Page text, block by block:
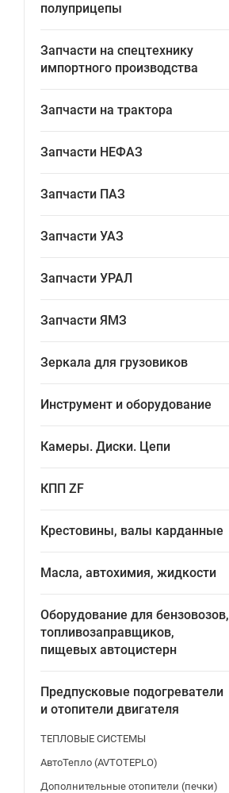
полуприцепы
Запчасти на спецтехнику
импортного производства
Запчасти на трактора
Запчасти НЕФАЗ
Запчасти ПАЗ
Запчасти УАЗ
Запчасти УРАЛ
Запчасти ЯМЗ
Зеркала для грузовиков
Инструмент и оборудование
Камеры. Диски. Цепи
КПП ZF
Крестовины, валы карданные
Масла, автохимия, жидкости
Оборудование для бензовозов,
топливозаправщиков,
пищевых автоцистерн
Предпусковые подогреватели
и отопители двигателя
ТЕПЛОВЫЕ СИСТЕМЫ
АвтоТепло (AVTOTEPLO)
Дополнительные отопители (печки)